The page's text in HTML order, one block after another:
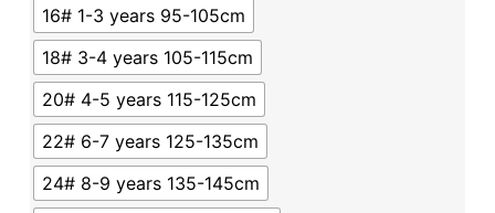
16# 1-3 years 95-105cm
18# 3-4 years 105-115cm
20# 4-5 years 115-125cm
22# 6-7 years 125-135cm
24# 8-9 years 135-145cm